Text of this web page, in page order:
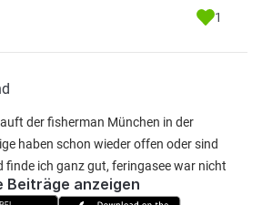
1
der fisherman München in der
haben schon wieder offen oder sind
finde ich ganz gut, feringasee war nicht
Beiträge anzeigen